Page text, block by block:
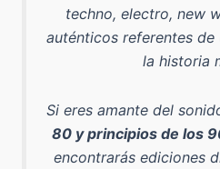
techno, electro, new
auténticos referentes
la historia
Si eres amante del
80 y principios de los
encontrarás ediciones